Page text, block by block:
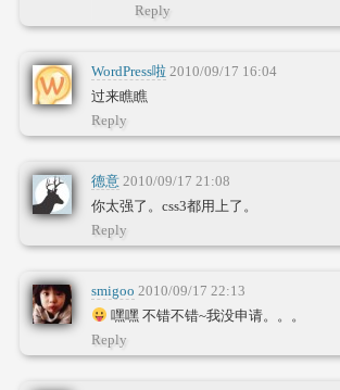
Reply
WordPress啦 2010/09/17 16:04
过来瞧瞧
Reply
德意 2010/09/17 21:08
你太强了。css3都用上了。
Reply
smigoo 2010/09/17 22:13
嘿嘿 不错不错~我没申请。。。
Reply